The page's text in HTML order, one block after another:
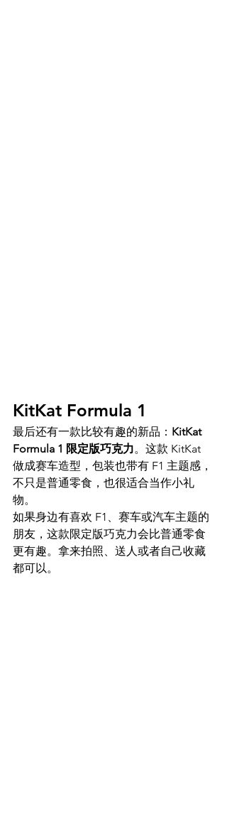
KitKat Formula 1
最后还有一款比较有趣的新品： KitKat
Formula 1 限定版巧克力。这款 KitKat
做成赛车造型，包装也带有 F1 主题感，
不只是普通零食，也很适合当作小礼
物。
如果身边有喜欢 F1、赛车或汽车主题的
朋友，这款限定版巧克力会比普通零食
更有趣。拿来拍照、送人或者自己收藏
都可以。